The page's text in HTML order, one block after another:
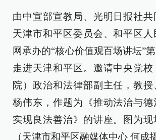
由中宣部宣教局、光明日报社共
天津市和平区委员会、和平区人
网承办的“核心价值观百场讲坛”
走进天津和平区。邀请中央党校
院）政治和法律部副主任，教
杨伟东，作题为《推动法治与德
实现良法善治》的讲座。图为现
（天津市和平区融媒体中心 何成